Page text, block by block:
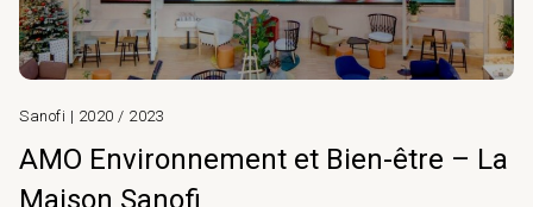
Sanofi | 2020 / 2023
AMO Environnement et Bien-être – La
Maison Sanofi